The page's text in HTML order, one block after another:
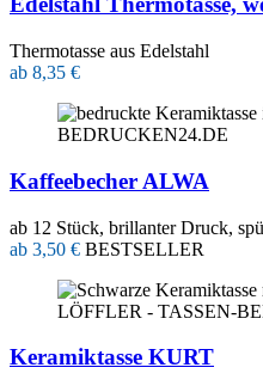
Thermotasse aus Edelstahl
ab 8,35 €
Kaffeebecher ALWA
ab 12 Stück, brillanter Druck,
ab 3,50 € BESTSELLER
Keramiktasse KURT